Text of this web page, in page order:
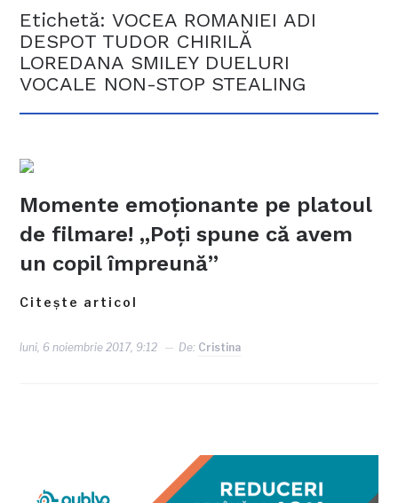
Etichetă:VOCEA ROMANIEI ADI
DESPOT TUDOR CHIRILĂ
LOREDANA SMILEY DUELURI
VOCALE NON-STOP STEALING
Momente emoționante pe platoul
de filmare! „Poți spune că avem
un copil împreună”
Citește articol
luni, 6 noiembrie 2017, 9:12 De: Cristina